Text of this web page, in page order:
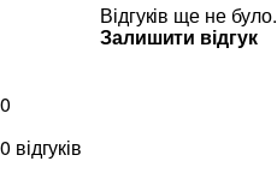
Відгуків ще не було.
Залишити відгук
0
0 відгуків